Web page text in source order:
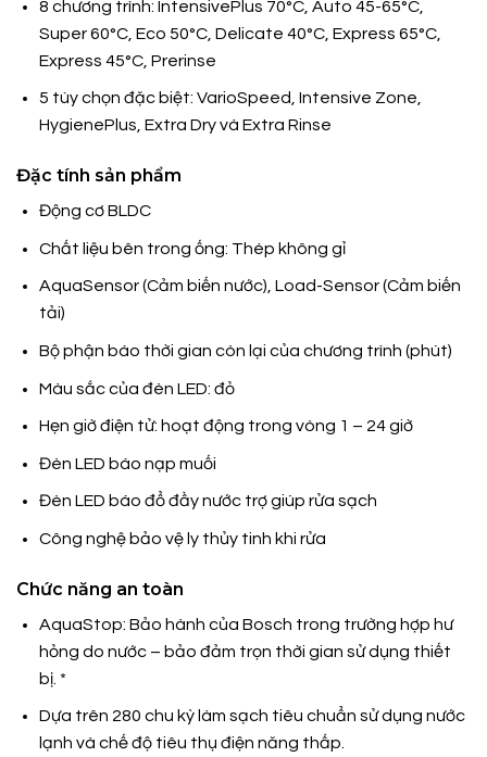
8 chương trình: IntensivePlus 70°C, Auto 45-65°C,
Super 60°C, Eco 50°C, Delicate 40°C, Express 65°C,
Express 45°C, Prerinse
5 tùy chọn đặc biệt: VarioSpeed, Intensive Zone,
HygienePlus, Extra Dry và Extra Rinse
Đặc tính sản phẩm
Động cơ BLDC
Chất liệu bên trong ống: Thép không gỉ
AquaSensor (Cảm biến nước), Load-Sensor (Cảm biến
tải)
Bộ phận báo thời gian còn lại của chương trình (phút)
Màu sắc của đèn LED: đỏ
Hẹn giờ điện tử: hoạt động trong vòng 1 – 24 giờ
Đèn LED báo nạp muối
Đèn LED báo đổ đầy nước trợ giúp rửa sạch
Công nghệ bảo vệ ly thủy tinh khi rửa
Chức năng an toàn
AquaStop: Bảo hành của Bosch trong trường hợp hư
hỏng do nước – bảo đảm trọn thời gian sử dụng thiết
bị. *
Dựa trên 280 chu kỳ làm sạch tiêu chuẩn sử dụng nước
lạnh và chế độ tiêu thụ điện năng thấp.